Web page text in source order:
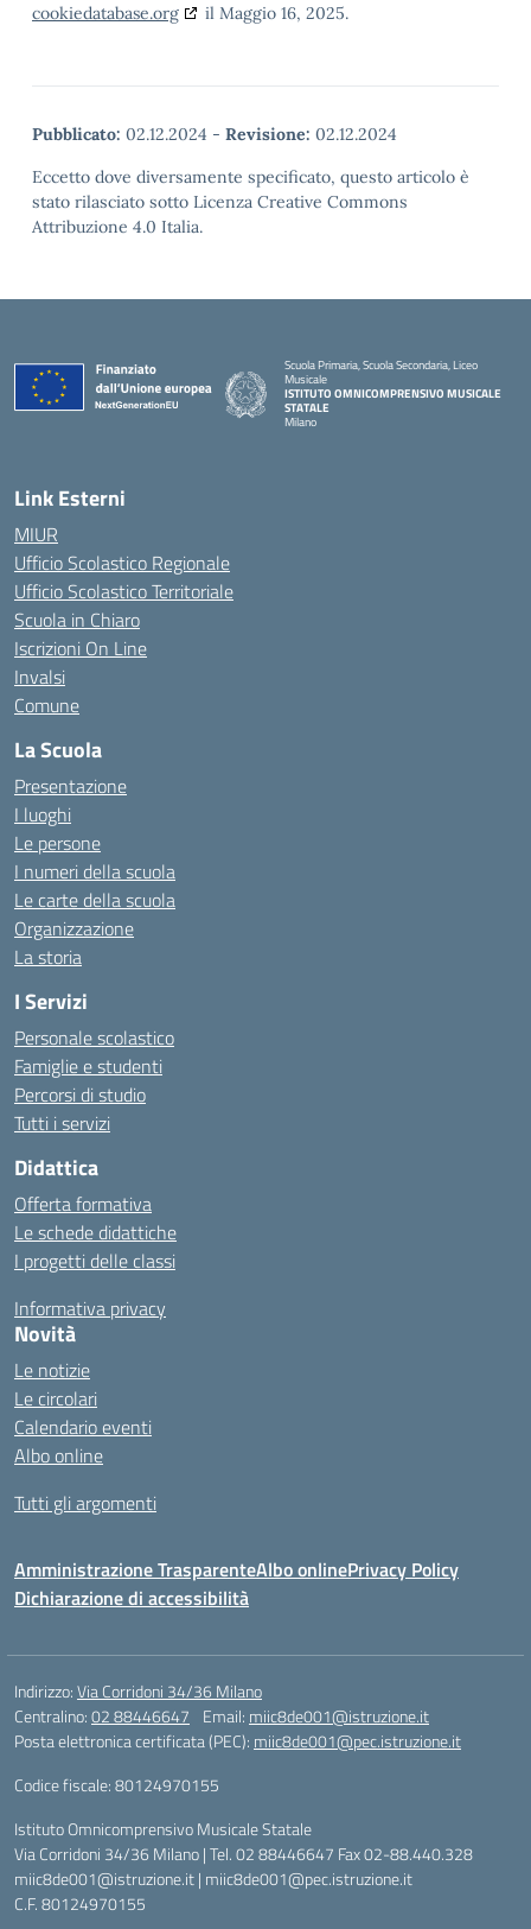
cookiedatabase.org
il Maggio 16, 2025.
Pubblicato: 02.12.2024 - Revisione: 02.12.2024
Eccetto dove diversamente specificato, questo articolo è
stato rilasciato sotto Licenza Creative Commons
Attribuzione 4.0 Italia.
Scuola Primaria, Scuola Secondaria, Liceo
Musicale
ISTITUTO OMNICOMPRENSIVO MUSICALE
STATALE
Milano
Link Esterni
MIUR
Ufficio Scolastico Regionale
Ufficio Scolastico Territoriale
Scuola in Chiaro
Iscrizioni On Line
Invalsi
Comune
La Scuola
Presentazione
I luoghi
Le persone
I numeri della scuola
Le carte della scuola
Organizzazione
La storia
I Servizi
Personale scolastico
Famiglie e studenti
Percorsi di studio
Tutti i servizi
Didattica
Offerta formativa
Le schede didattiche
I progetti delle classi
Informativa privacy
Novità
Le notizie
Le circolari
Calendario eventi
Albo online
Tutti gli argomenti
Amministrazione TrasparenteAlbo onlinePrivacy Policy
Dichiarazione di accessibilità
Indirizzo:Via Corridoni 34/36 Milano
Centralino:02 88446647 Email: miic8de001@istruzione.it
Posta elettronica certificata (PEC): miic8de001@pec.istruzione.it
Codice fiscale: 80124970155
Istituto Omnicomprensivo Musicale Statale
Via Corridoni 34/36 Milano | Tel. 02 88446647 Fax 02-88.440.328
miic8de001@istruzione.it | miic8de001@pec.istruzione.it
C.F. 80124970155